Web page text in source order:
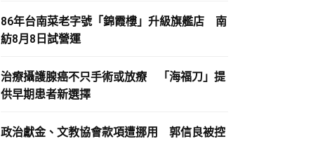
86年台南菜老字號「錦霞樓」升級旗艦店 南
紡8月8日試營運
治療攝護腺癌不只手術或放療 「海福刀」提
供早期患者新選擇
政治獻金、文教協會款項遭挪用 郭信良被控